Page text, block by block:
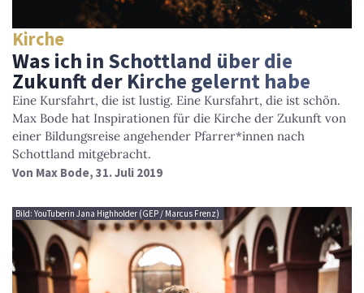
Kirche
Was ich in Schottland über die
Zukunft der Kirche gelernt habe
Eine Kursfahrt, die ist lustig. Eine Kursfahrt, die ist schön.
Max Bode hat Inspirationen für die Kirche der Zukunft von
einer Bildungsreise angehender Pfarrer*innen nach
Schottland mitgebracht.
Von Max Bode, 31. Juli 2019
Bild: YouTuberin Jana Highholder (GEP / Marcus Frenz)